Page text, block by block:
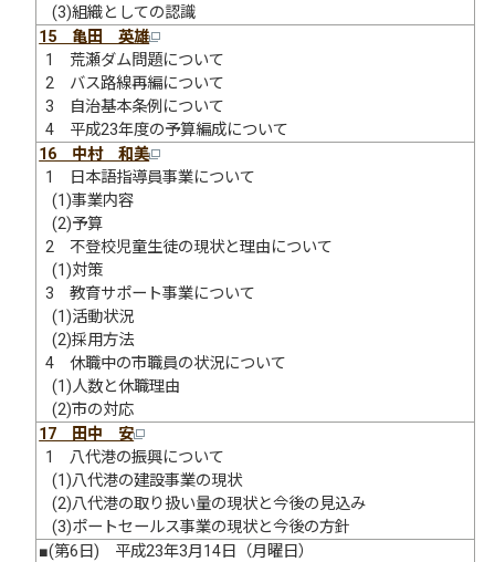
(3)組織としての認識
15 亀田 英雄
1 荒瀬ダム問題について
2 バス路線再編について
3 自治基本条例について
4 平成23年度の予算編成について
16 中村 和美
1 日本語指導員事業について
(1)事業内容
(2)予算
2 不登校児童生徒の現状と理由について
(1)対策
3 教育サポート事業について
(1)活動状況
(2)採用方法
4 休職中の市職員の状況について
(1)人数と休職理由
(2)市の対応
17 田中 安
1 八代港の振興について
(1)八代港の建設事業の現状
(2)八代港の取り扱い量の現状と今後の見込み
(3)ポートセールス事業の現状と今後の方針
■(第6日) 平成23年3月14日（月曜日）